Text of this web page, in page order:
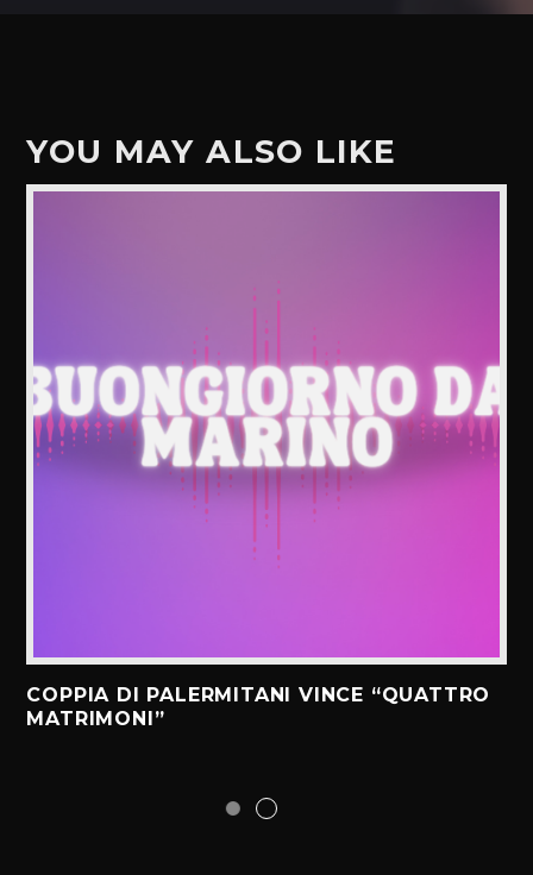
YOU MAY ALSO LIKE
COPPIA DI PALERMITANI VINCE “QUATTRO
MATRIMONI”